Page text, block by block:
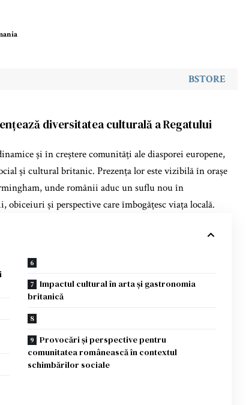
BSTORE
diversitatea culturală a Regatului
și în creștere comunități ale diasporei europene,
și cultural britanic. Prezența lor este vizibilă în orașe
unde românii aduc un suflu nou în
și perspective care îmbogățesc viața locală.
Impactul cultural în arta și gastronomia
britanică
Provocări și perspective pentru
comunitatea românească în contextul
schimbărilor sociale